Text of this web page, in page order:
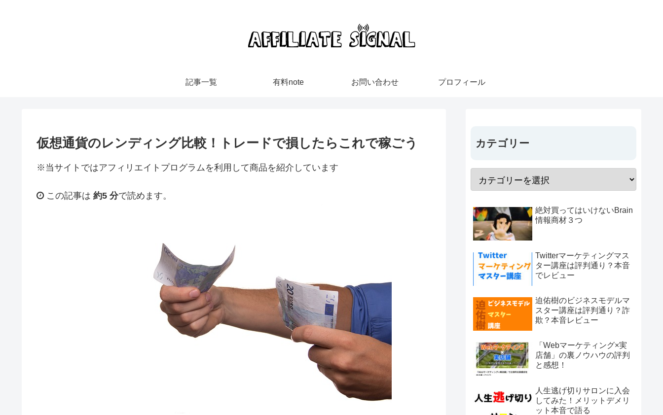
記事一覧 有料note お問い合わせ プロフィール
仮想通貨のレンディング比較！トレードで損したらこれで稼ごう
※当サイトではアフィリエイトプログラムを利用して商品を紹介しています
この記事は 約5 分で読めます。
カテゴリー
絶対買ってはいけないBrain
情報商材３つ
Twitterマーケティングマス
ター講座は評判通り？本音
でレビュー
迫佑樹のビジネスモデルマ
スター講座は評判通り？詐
欺？本音レビュー
「Webマーケティング×実
店舗」の裏ノウハウの評判
と感想！
人生逃げ切りサロンに入会
してみた！メリットデメリ
ット本音で語る